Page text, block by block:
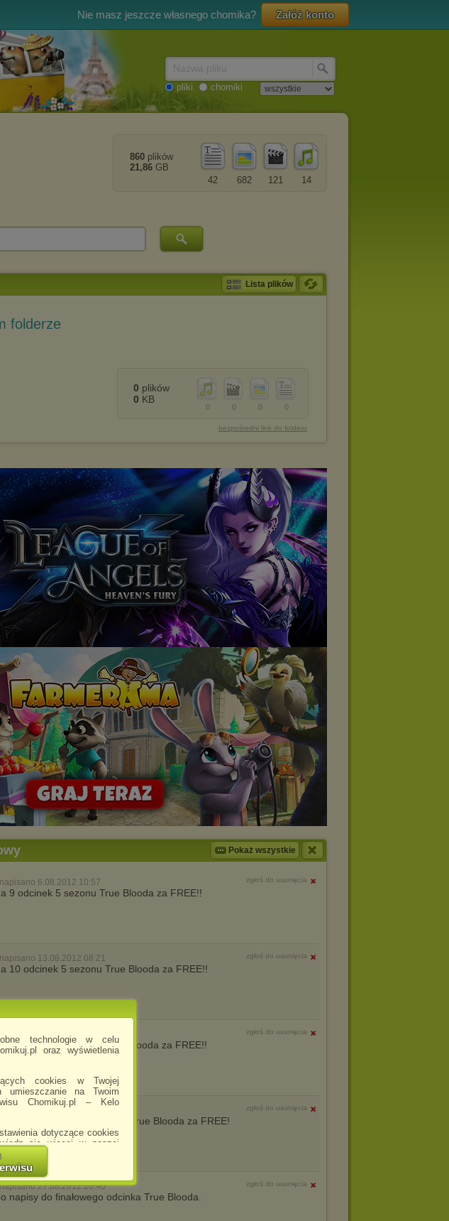
technologie w celu
oraz wyświetlenia
cookies w Twojej
umieszczanie na Twoim
Chomikuj.pl – Kelo
dotyczące cookies
się więcej w naszej
przeglądarki może
Chomikuj.pl.
cookies niestety
Nie masz jeszcze własnego chomika? Załóż konto
pliki chomiki
14
121
682
42
860 plików
21,86 GB
Lista plików
folderze
0
0
0
0
0 plików
0 KB
bezpośredni link do folderu
Pokaż wszystkie
napisano 6.08.2012 10:57 zgłoś do usunięcia
9 odcinek 5 sezonu True Blooda za FREE!!
napisano 13.08.2012 08:21 zgłoś do usunięcia
10 odcinek 5 sezonu True Blooda za FREE!!
napisano 20.08.2012 08:03 zgłoś do usunięcia
11 odcinek 5 sezonu True Blooda za FREE!!
napisano 27.08.2012 08:08 zgłoś do usunięcia
finałowy odcinek 5 sezonu True Blooda za FREE!
napisano 27.08.2012 20:40 zgłoś do usunięcia
napisy do finałowego odcinka True Blooda.